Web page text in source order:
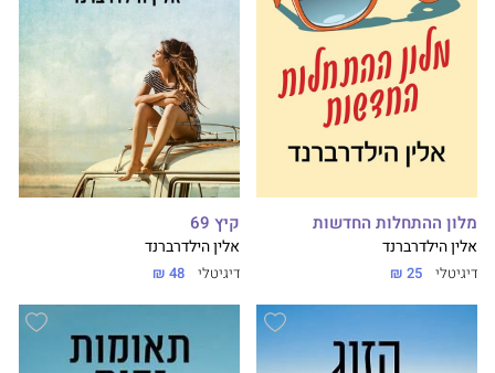
מלון ההתחלות החדשות
אלין הילדרברנד
דיגיטלי 25 ₪
קיץ 69
אלין הילדרברנד
דיגיטלי 48 ₪